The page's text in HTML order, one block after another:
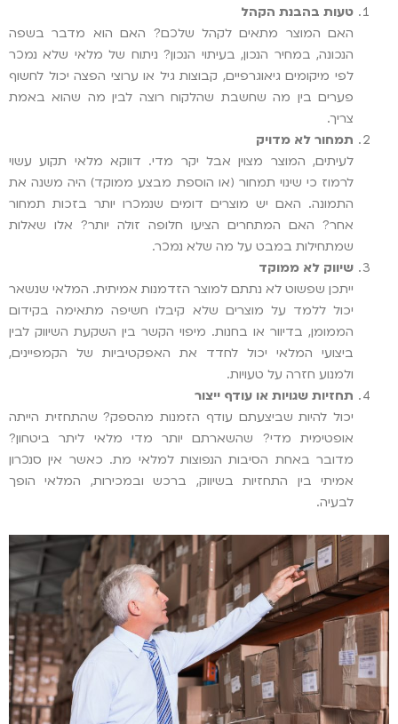
טעות בהבנת הקהל
האם המוצר מתאים לקהל שלכם? האם הוא מדבר בשפה
הנכונה, במחיר הנכון, בעיתוי הנכון? ניתוח של מלאי שלא נמכר
לפי מיקומים גיאוגרפיים, קבוצות גיל או ערוצי הפצה יכול לחשוף
פערים בין מה שחשבת שהלקוח רוצה לבין מה שהוא באמת
צריך.
תמחור לא מדויק
לעיתים, המוצר מצוין אבל יקר מדי. דווקא מלאי תקוע עשוי
לרמוז כי שינוי תמחור (או הוספת מבצע ממוקד) היה משנה את
התמונה. האם יש מוצרים דומים שנמכרו יותר בזכות תמחור
אחר? האם המתחרים הציעו חלופה זולה יותר? אלו שאלות
שמתחילות במבט על מה שלא נמכר.
שיווק לא ממוקד
ייתכן שפשוט לא נתתם למוצר הזדמנות אמיתית. המלאי שנשאר
יכול ללמד על מוצרים שלא קיבלו חשיפה מתאימה בקידום
הממומן, בדיוור או בחנות. מיפוי הקשר בין השקעת השיווק לבין
ביצועי המלאי יכול לחדד את האפקטיביות של הקמפיינים,
ולמנוע חזרה על טעויות.
תחזיות שגויות או עודף ייצור
יכול להיות שביצעתם עודף הזמנות מהספק? שהתחזית הייתה
אופטימית מדי? שהשארתם יותר מדי מלאי ליתר ביטחון?
מדובר באחת הסיבות הנפוצות למלאי מת. כאשר אין סנכרון
אמיתי בין התחזיות בשיווק, ברכש ובמכירות, המלאי הופך
לבעיה.